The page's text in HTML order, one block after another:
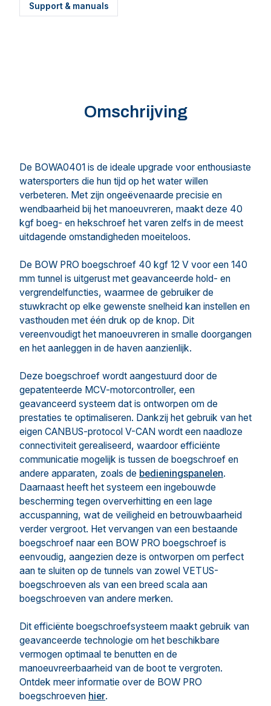
Support & manuals
Omschrijving
De BOWA0401 is de ideale upgrade voor enthousiaste
watersporters die hun tijd op het water willen
verbeteren. Met zijn ongeëvenaarde precisie en
wendbaarheid bij het manoeuvreren, maakt deze 40
kgf boeg- en hekschroef het varen zelfs in de meest
uitdagende omstandigheden moeiteloos.
De BOW PRO boegschroef 40 kgf 12 V voor een 140
mm tunnel is uitgerust met geavanceerde hold- en
vergrendelfuncties, waarmee de gebruiker de
stuwkracht op elke gewenste snelheid kan instellen en
vasthouden met één druk op de knop. Dit
vereenvoudigt het manoeuvreren in smalle doorgangen
en het aanleggen in de haven aanzienlijk.
Deze boegschroef wordt aangestuurd door de
gepatenteerde MCV-motorcontroller, een
geavanceerd systeem dat is ontworpen om de
prestaties te optimaliseren. Dankzij het gebruik van het
eigen CANBUS-protocol V-CAN wordt een naadloze
connectiviteit gerealiseerd, waardoor efficiënte
communicatie mogelijk is tussen de boegschroef en
andere apparaten, zoals de bedieningspanelen.
Daarnaast heeft het systeem een ingebouwde
bescherming tegen oververhitting en een lage
accuspanning, wat de veiligheid en betrouwbaarheid
verder vergroot. Het vervangen van een bestaande
boegschroef naar een BOW PRO boegschroef is
eenvoudig, aangezien deze is ontworpen om perfect
aan te sluiten op de tunnels van zowel VETUS-
boegschroeven als van een breed scala aan
boegschroeven van andere merken.
Dit efficiënte boegschroefsysteem maakt gebruik van
geavanceerde technologie om het beschikbare
vermogen optimaal te benutten en de
manoeuvreerbaarheid van de boot te vergroten.
Ontdek meer informatie over de BOW PRO
boegschroeven hier.